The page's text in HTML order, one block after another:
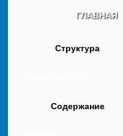
ГЛАВНАЯ
Структура
Содержание